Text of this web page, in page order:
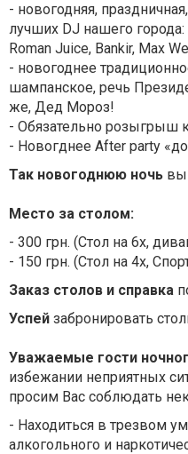
- новогодняя,
лучших DJ нашего
Roman Juice, Bankir, Max
- новогоднее
шампанское, речь
же, Дед Мороз!
- Обязательно розыгрыш
- Новогднее After party
Так новогоднюю ночь вы
Место за столом:
- 300 грн. (Стол на 6х,
- 150 грн. (Стол на 4х,
Заказ столов и справка
Успей забронировать
Уважаемые гости
избежании неприятных
просим Вас соблюдать
- Находиться в трезвом
алкогольного и